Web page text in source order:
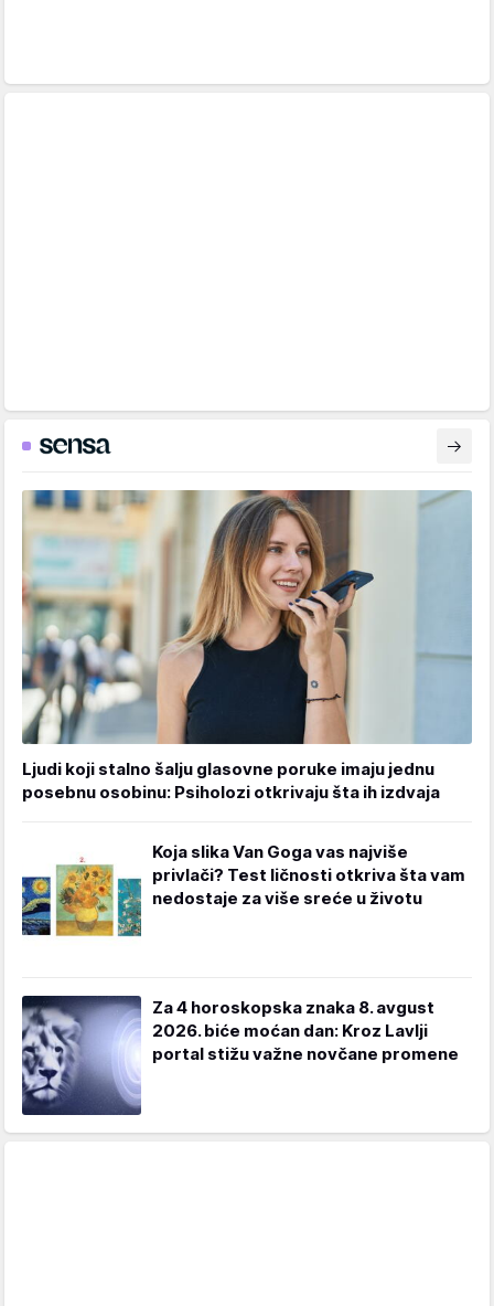
Ljudi koji stalno šalju glasovne poruke imaju jednu
posebnu osobinu: Psiholozi otkrivaju šta ih izdvaja
Koja slika Van Goga vas najviše
privlači? Test ličnosti otkriva šta vam
nedostaje za više sreće u životu
Za 4 horoskopska znaka 8. avgust
2026. biće moćan dan: Kroz Lavlji
portal stižu važne novčane promene